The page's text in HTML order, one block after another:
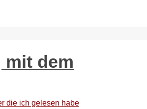
mit dem
die ich gelesen habe